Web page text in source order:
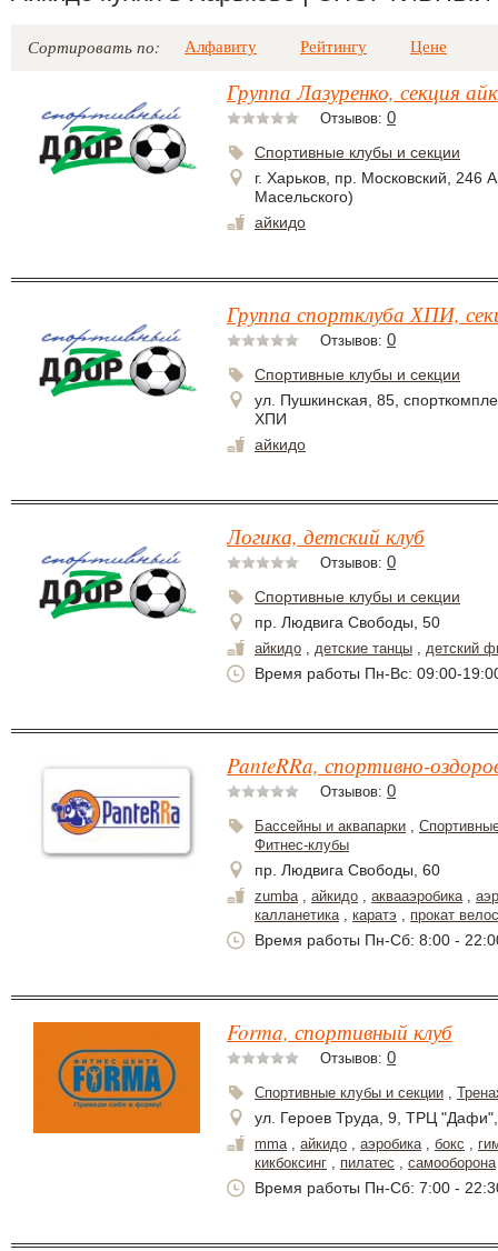
Сортировать по: Алфавиту Рейтингу Цене
Группа Лазуренко, секция
Отзывов: 0
Спортивные клубы и секции
г. Харьков, пр. Московский, 246
Масельского)
айкидо
Группа спортклуба ХПИ,
Отзывов: 0
Спортивные клубы и секции
ул. Пушкинская, 85,
ХПИ
айкидо
Логика, детский клуб
Отзывов: 0
Спортивные клубы и секции
пр. Людвига Свободы, 50
айкидо , детские танцы , детский
Время работы Пн-Вс: 09:00-
PanteRRa, спортивно-
Отзывов: 0
Бассейны и аквапарки ,
Фитнес-клубы
пр. Людвига Свободы, 60
zumba, айкидо , аквааэробика,
калланетика, каратэ , прокат
Время работы Пн-Сб: 8:00 -
Forma, спортивный клуб
Отзывов: 0
Спортивные клубы и секции ,
ул. Героев Труда, 9, ТРЦ
mma, айкидо , аэробика, бокс ,
кикбоксинг , пилатес , самооборона
Время работы Пн-Сб: 7:00 -